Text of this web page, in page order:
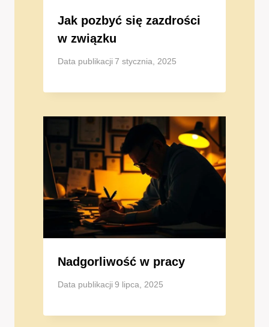
Jak pozbyć się zazdrości
w związku
Data publikacji 7 stycznia, 2025
Nadgorliwość w pracy
Data publikacji 9 lipca, 2025